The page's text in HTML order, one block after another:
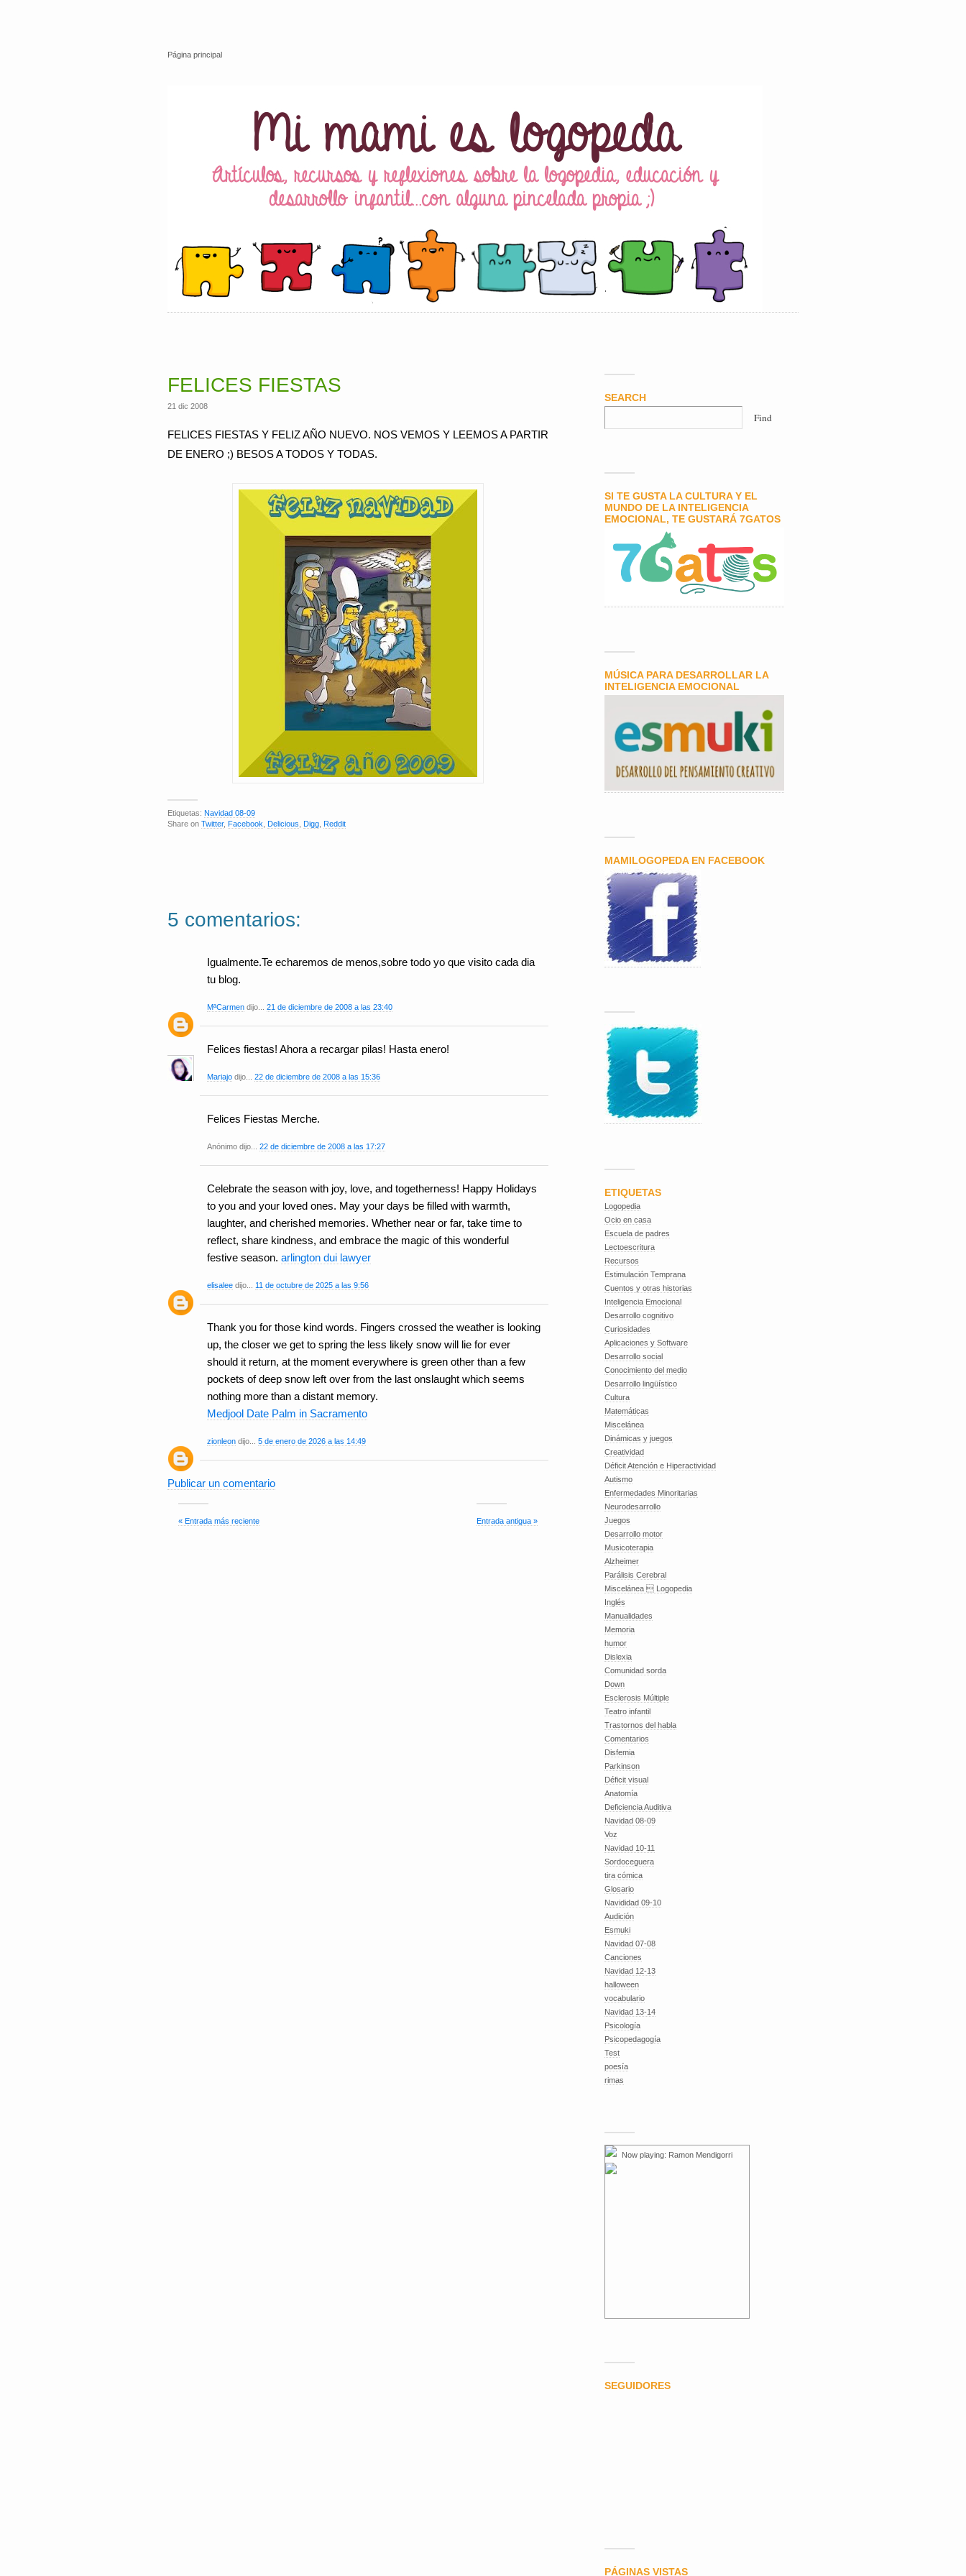
Página principal
FELICES FIESTAS
21 dic 2008
FELICES FIESTAS Y FELIZ AÑO NUEVO. NOS VEMOS Y LEEMOS A PARTIR
DE ENERO ;) BESOS A TODOS Y TODAS.
Etiquetas: Navidad 08-09
Share on Twitter, Facebook Delicious Digg Reddit
5 comentarios:
Igualmente.Te echaremos de menos,sobre todo yo que visito cada dia
tu blog.
MªCarmen dijo... 21 de diciembre de 2008 a las 23:40
Felices fiestas! Ahora a recargar pilas! Hasta enero!
Mariajo dijo... 22 de diciembre de 2008 a las 15:36
Felices Fiestas Merche.
Anónimo dijo... 22 de diciembre de 2008 a las 17:27
Celebrate the season with joy, love, and togetherness! Happy Holidays
to you and your loved ones. May your days be filled with warmth,
laughter, and cherished memories. Whether near or far, take time to
reflect, share kindness, and embrace the magic of this wonderful
festive season. arlington dui lawyer
elisalee dijo... 11 de octubre de 2025 a las 9:56
Thank you for those kind words. Fingers crossed the weather is looking
up, the closer we get to spring the less likely snow will lie for ever
should it return, at the moment everywhere is green other than a few
pockets of deep snow left over from the last onslaught which seems
nothing more than a distant memory.
Medjool Date Palm in Sacramento
zionleon dijo... 5 de enero de 2026 a las 14:49
Publicar un comentario
« Entrada más reciente Entrada antigua »
SEARCH
SI TE GUSTA LA CULTURA Y EL
MUNDO DE LA INTELIGENCIA
EMOCIONAL, TE GUSTARÁ 7GATOS
MÚSICA PARA DESARROLLAR LA
INTELIGENCIA EMOCIONAL
MAMILOGOPEDA EN FACEBOOK
ETIQUETAS
Logopedia
Ocio en casa
Escuela de padres
Lectoescritura
Recursos
Estimulación Temprana
Cuentos y otras historias
Inteligencia Emocional
Desarrollo cognitivo
Curiosidades
Aplicaciones y Software
Desarrollo social
Conocimiento del medio
Desarrollo lingüístico
Cultura
Matemáticas
Miscelánea
Dinámicas y juegos
Creatividad
Déficit Atención e Hiperactividad
Autismo
Enfermedades Minoritarias
Neurodesarrollo
Juegos
Desarrollo motor
Musicoterapia
Alzheimer
Parálisis Cerebral
Miscelánea  Logopedia
Inglés
Manualidades
Memoria
humor
Dislexia
Comunidad sorda
Down
Esclerosis Múltiple
Teatro infantil
Trastornos del habla
Comentarios
Disfemia
Parkinson
Déficit visual
Anatomía
Deficiencia Auditiva
Navidad 08-09
Voz
Navidad 10-11
Sordoceguera
tira cómica
Glosario
Navididad 09-10
Audición
Esmuki
Navidad 07-08
Canciones
Navidad 12-13
halloween
vocabulario
Navidad 13-14
Psicología
Psicopedagogía
Test
poesía
rimas
Now playing: Ramon Mendigorri
SEGUIDORES
PÁGINAS VISTAS